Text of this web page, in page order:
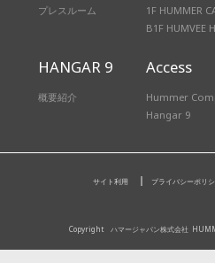
プレスルーム
1F HUMMER
B1F HUMVEE
HANGAR 9
概要紹介
Access
Hummer
Hangar 9
サイト利用 プライバシーポリ
Copyright ハマージャパン株式会社